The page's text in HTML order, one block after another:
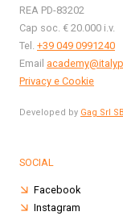
REA PD-83202
Cap soc. € 20.000 i.v.
Tel. +39 049 0991240
Email
Privacy e Cookie
Developed by Gag Srl SB
SOCIAL
Facebook
Instagram